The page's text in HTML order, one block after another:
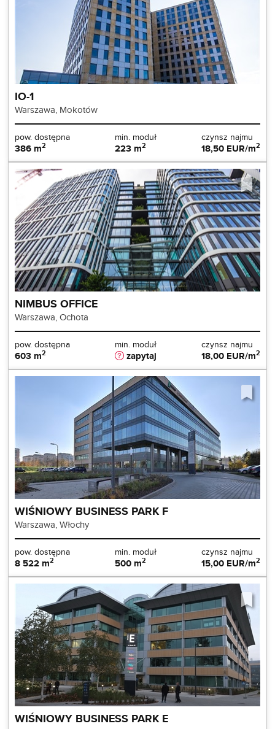
IO-1
Warszawa, Mokotów
pow. dostępna
386 m2
min. moduł
223 m2
czynsz najmu
18,50 EUR/m2
NIMBUS OFFICE
Warszawa, Ochota
pow. dostępna
603 m2
min. moduł
zapytaj
czynsz najmu
18,00 EUR/m2
WIŚNIOWY BUSINESS PARK F
Warszawa, Włochy
pow. dostępna
8 522 m2
min. moduł
500 m2
czynsz najmu
15,00 EUR/m2
WIŚNIOWY BUSINESS PARK E